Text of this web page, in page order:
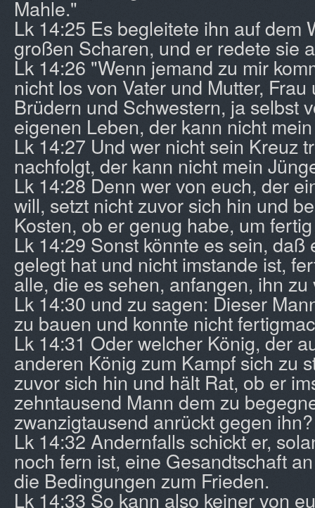
Mahle."
Lk 14:25 Es begleitete ihn auf dem
großen Scharen, und er redete sie
Lk 14:26 "Wenn jemand zu mir
nicht los von Vater und Mutter,
Brüdern und Schwestern, ja selbst
eigenen Leben, der kann nicht
Lk 14:27 Und wer nicht sein Kreuz
nachfolgt, der kann nicht mein
Lk 14:28 Denn wer von euch, der
will, setzt nicht zuvor sich hin und
Kosten, ob er genug habe, um
Lk 14:29 Sonst könnte es sein, daß
gelegt hat und nicht imstande ist,
alle, die es sehen, anfangen, ihn zu
Lk 14:30 und zu sagen: Dieser
zu bauen und konnte nicht
Lk 14:31 Oder welcher König, der
anderen König zum Kampf sich zu
zuvor sich hin und hält Rat, ob er
zehntausend Mann dem zu
zwanzigtausend anrückt gegen ihn?
Lk 14:32 Andernfalls schickt er,
noch fern ist, eine Gesandtschaft
die Bedingungen zum Frieden.
Lk 14:33 So kann also keiner von